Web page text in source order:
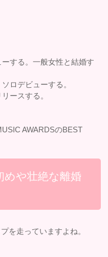
ーする。一般女性と結婚す
ロデビューする。
ースする。
AWARDSのBEST
めや壮絶な離婚
を走っていますよね。